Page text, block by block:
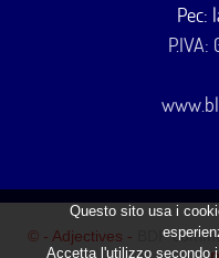
Pec:
P.IVA:
© - Adjectives - BDF
Questo sito usa i
Accetta l'utilizzo secondo